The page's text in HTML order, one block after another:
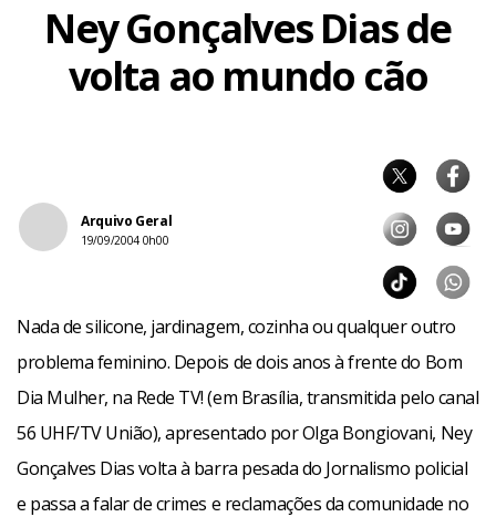
Ney Gonçalves Dias de
volta ao mundo cão
Arquivo Geral
19/09/2004 0h00
Nada de silicone, jardinagem, cozinha ou qualquer outro
problema feminino. Depois de dois anos à frente do Bom
Dia Mulher, na Rede TV! (em Brasília, transmitida pelo canal
56 UHF/TV União), apresentado por Olga Bongiovani, Ney
Gonçalves Dias volta à barra pesada do Jornalismo policial
e passa a falar de crimes e reclamações da comunidade no